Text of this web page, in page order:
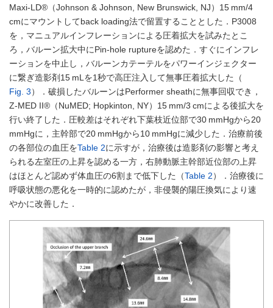
Maxi-LD®（Johnson & Johnson, New Brunswick, NJ）15 mm/4
cmにマウントしてback loading法で留置することとした．P3008
を，マニュアルインフレーションによる圧着拡大を試みたとこ
ろ，バルーン拡大中にPin-hole ruptureを認めた．すぐにインフレ
ーションを中止し，バルーンカテーテルをパワーインジェクター
に繋ぎ造影剤15 mLを1秒で高圧注入して無事圧着拡大した（
Fig. 3）．破損したバルーンはPerformer sheathに無事回収でき，
Z-MED II®（NuMED; Hopkinton, NY）15 mm/3 cmによる後拡大を
行い終了した．圧較差はそれぞれ下葉枝近位部で30 mmHgから20
mmHgに，主幹部で20 mmHgから10 mmHgに減少した．治療前後
の各部位の血圧をTable 2に示すが，治療後は造影剤の影響と考え
られる左室圧の上昇を認める一方，右肺動脈主幹部近位部の上昇
はほとんど認めず体血圧の6割まで低下した（Table 2）．治療後に
呼吸状態の悪化を一時的に認めたが，非侵襲的陽圧換気により速
やかに改善した．